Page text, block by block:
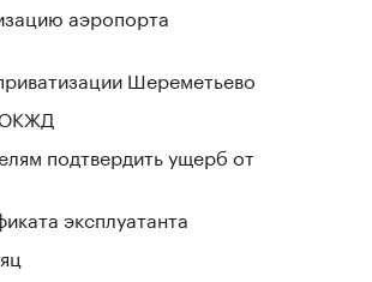
аэропорта
Шереметьево
ЮКЖД
подтвердить ущерб от
эксплуатанта